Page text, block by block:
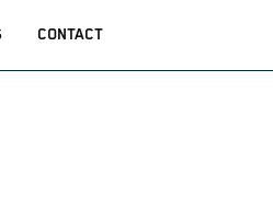
CONTACT